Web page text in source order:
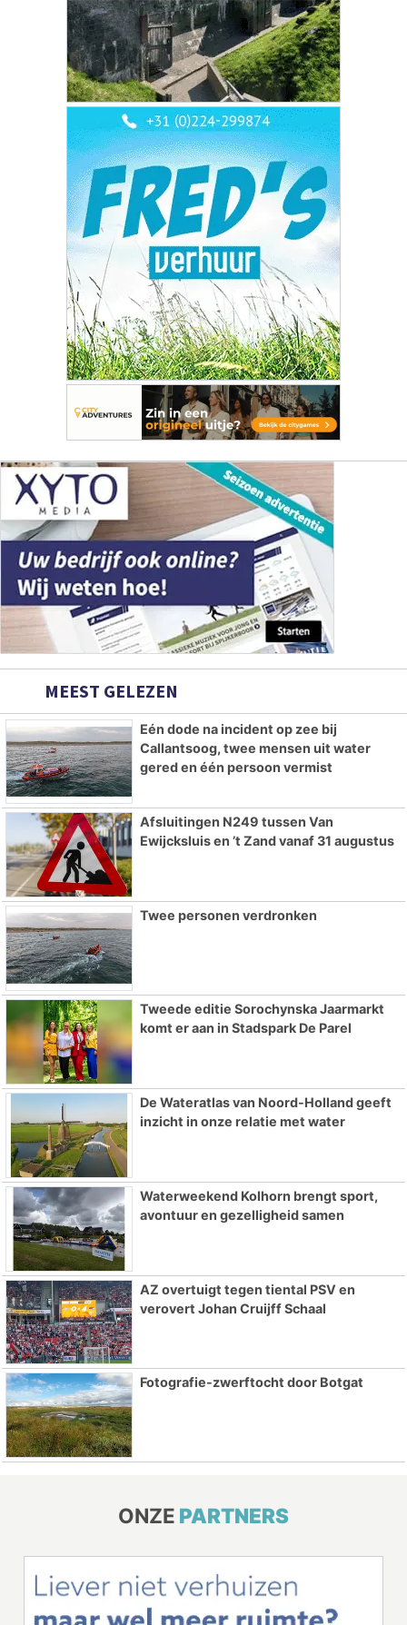
MEEST GELEZEN
Eén dode na incident op zee bij
Callantsoog, twee mensen uit water
gered en één persoon vermist
Afsluitingen N249 tussen Van
Ewijcksluis en ’t Zand vanaf 31 augustus
Twee personen verdronken
Tweede editie Sorochynska Jaarmarkt
komt er aan in Stadspark De Parel
De Wateratlas van Noord-Holland geeft
inzicht in onze relatie met water
Waterweekend Kolhorn brengt sport,
avontuur en gezelligheid samen
AZ overtuigt tegen tiental PSV en
verovert Johan Cruijff Schaal
Fotografie-zwerftocht door Botgat
ONZE PARTNERS